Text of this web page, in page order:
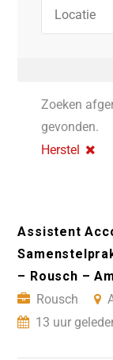
Zoeken
gevonden.
Herstel
Assistent
– Rousch –
Rousch
13 uur